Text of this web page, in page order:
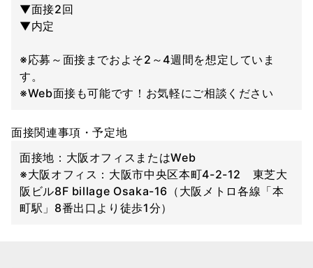
▼面接2回
▼内定
※応募～面接までおよそ2～4週間を想定していま
す。
※Web面接も可能です！お気軽にご相談ください
面接関連事項・予定地
面接地：大阪オフィスまたはWeb
※大阪オフィス：大阪市中央区本町4-2-12 東芝大
阪ビル8F billage Osaka-16（大阪メトロ各線「本
町駅」8番出口より徒歩1分）